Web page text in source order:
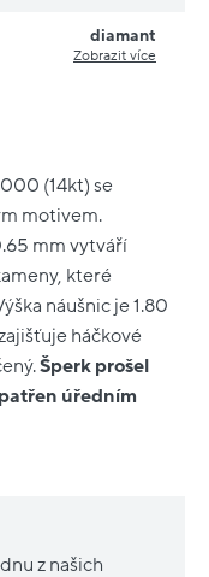
(14kt) se
motivem.
mm vytváří
které
náušnic je 1.80
háčkové
Šperk prošel
úředním
z našich
diamant
Zobrazit více